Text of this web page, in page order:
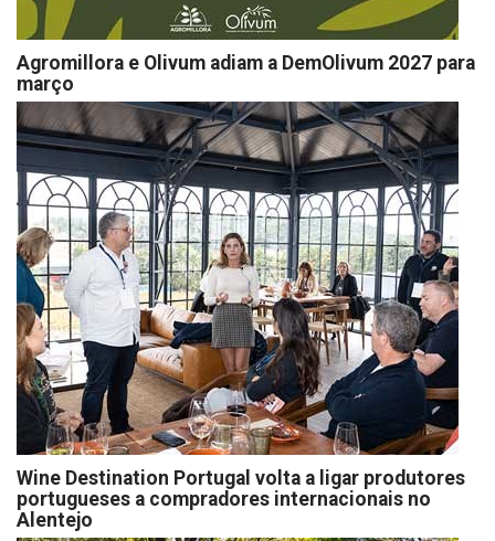
Agromillora e Olivum adiam a DemOlivum 2027 para
março
Wine Destination Portugal volta a ligar produtores
portugueses a compradores internacionais no
Alentejo